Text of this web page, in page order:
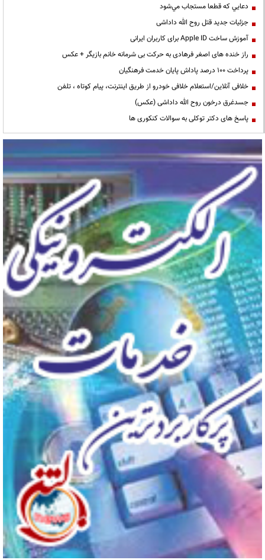
دعايي كه قطعا مستجاب مي‌شود
جزئیات جدید قتل روح الله داداشی
آموزش ساخت Apple ID برای کاربران ایرانی
راز خنده های اصغر فرهادی به حرکت بی شرمانه خانم بازیگر + عکس
پرداخت ۱۰۰ درصد پاداش پایان خدمت فرهنگیان
خلافی آنلاین/استعلام خلافی خودرو از طریق اینترنت، پیام کوتاه ، تلفن
جسدغرق درخون روح الله داداشی (عکس)
پاسخ های دکتر توکلی به سوالات کنکوری ها